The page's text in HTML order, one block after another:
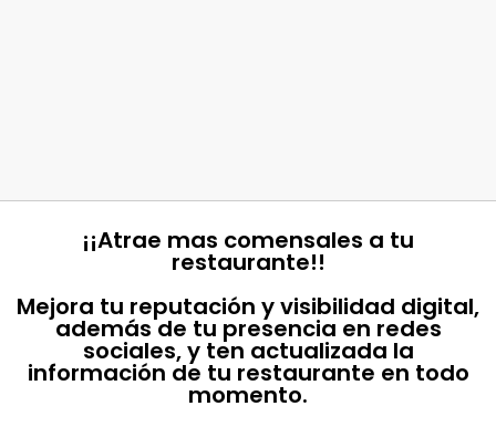
¡¡Atrae mas comensales a tu
restaurante!!
Mejora tu reputación y visibilidad digital,
además de tu presencia en redes
sociales, y ten actualizada la
información de tu restaurante en todo
momento.